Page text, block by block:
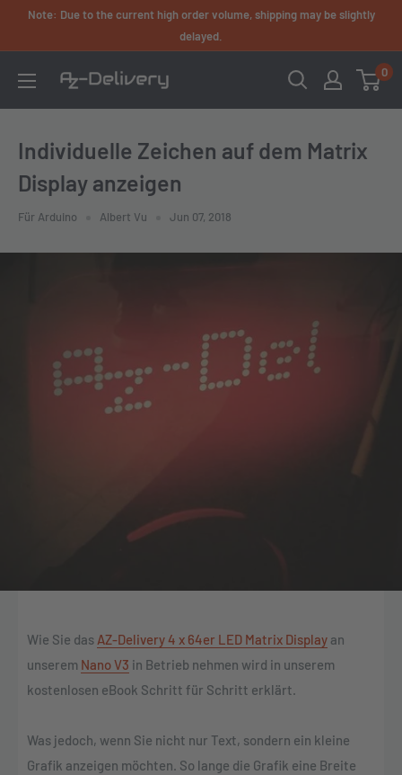
Note: Due to the current high order volume, shipping may be slightly
delayed.
AZ-
0
Individuelle Zeichen auf dem Matrix
Display anzeigen
Für Arduino Albert Vu Jun 07, 2018
Wie Sie das AZ-Delivery 4 x 64er LED Matrix Display an
unserem Nano V3 in Betrieb nehmen wird in unserem
kostenlosen eBook Schritt für Schritt erklärt.
Was jedoch, wenn Sie nicht nur Text, sondern ein kleine
Grafik anzeigen möchten. So lange die Grafik eine Breite